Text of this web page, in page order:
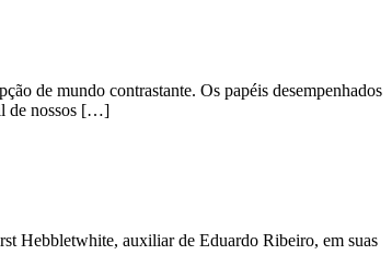
de mundo contrastante. Os papéis desempenhados
de nossos […]
Hebbletwhite, auxiliar de Eduardo Ribeiro, em suas